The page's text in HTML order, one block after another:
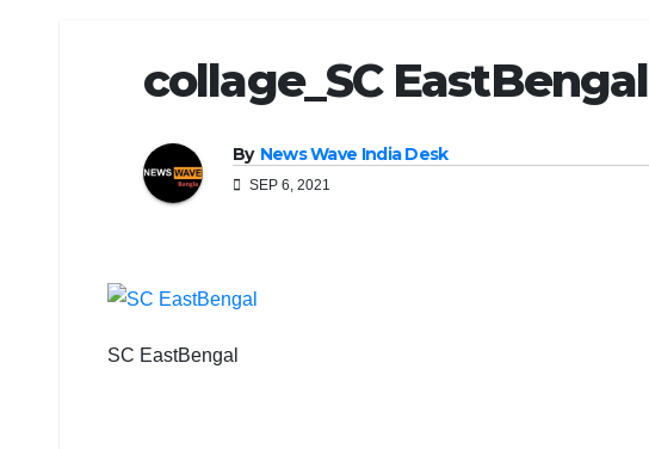
collage_SC EastBengal
By News Wave India Desk
SEP 6, 2021
SC EastBengal